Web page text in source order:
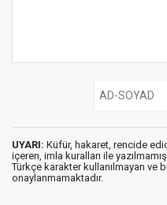
UYARI: Küfür, hakaret, rencide
içeren, imla kuralları ile
Türkçe karakter kullanılmayan ve
onaylanmamaktadır.